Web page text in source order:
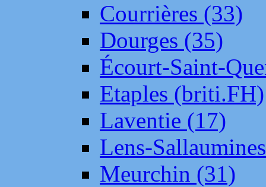
Courrières (33)
Dourges (35)
Écourt-Saint-
Etaples (briti.FH)
Laventie (17)
Lens-
Meurchin (31)